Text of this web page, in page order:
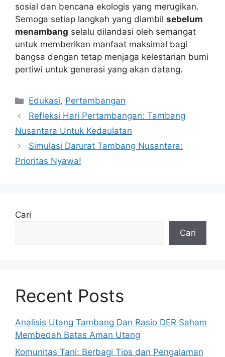
sosial dan bencana ekologis yang merugikan.
Semoga setiap langkah yang diambil sebelum
menambang selalu dilandasi oleh semangat
untuk memberikan manfaat maksimal bagi
bangsa dengan tetap menjaga kelestarian bumi
pertiwi untuk generasi yang akan datang.
Kategori
Edukasi, Pertambangan
Refleksi Hari Pertambangan: Tambang
Nusantara Untuk Kedaulatan
Simulasi Darurat Tambang Nusantara:
Prioritas Nyawa!
Cari
Cari
Recent Posts
Analisis Utang Tambang Dan Rasio DER Saham
Membedah Batas Aman Utang
Komunitas Tani: Berbagi Tips dan Pengalaman